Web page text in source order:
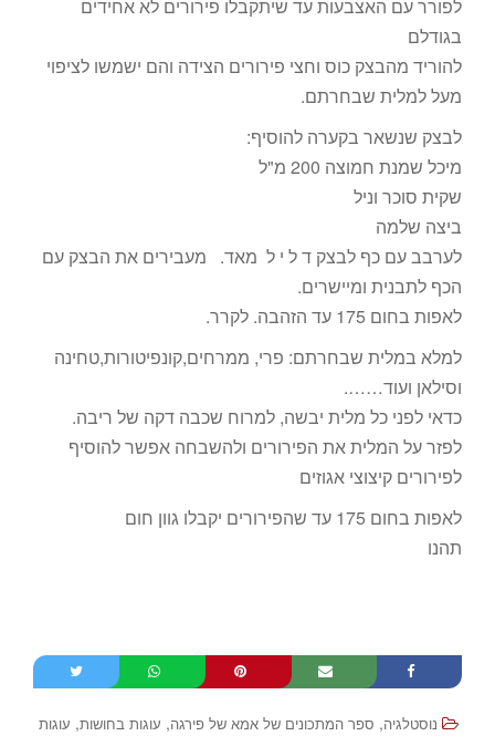
לפורר עם האצבעות עד שיתקבלו פירורים לא אחידים
בגודלם
להוריד מהבצק כוס וחצי פירורים הצידה והם ישמשו לציפוי
מעל למלית שבחרתם.
לבצק שנשאר בקערה להוסיף:
מיכל שמנת חמוצה 200 מ"ל
שקית סוכר וניל
ביצה שלמה
לערבב עם כף לבצק ד ל י ל מאד. מעבירים את הבצק עם
הכף לתבנית ומיישרים.
לאפות בחום 175 עד הזהבה. לקרר.
למלא במלית שבחרתם: פרי, ממרחים,קונפיטורות,טחינה
וסילאן ועוד…….
כדאי לפני כל מלית יבשה, למרוח שכבה דקה של ריבה.
לפזר על המלית את הפירורים ולהשבחה אפשר להוסיף
לפירורים קיצוצי אגוזים
לאפות בחום 175 עד שהפירורים יקבלו גוון חום
תהנו
נוסטלגיה, ספר המתכונים של אמא של פירגה, עוגות בחושות, עוגות